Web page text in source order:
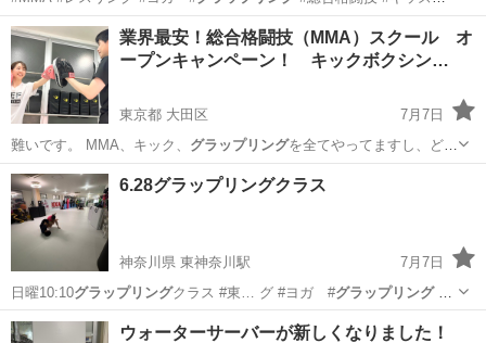
スリン…
神奈川 横浜市 東神奈川駅 空手/他格闘技
キックボクシング
業界最安！総合格闘技（MMA）スクール オ
ープンキャンペーン！ キックボクシン…
東京都 大田区
7月7日
難いです。 MMA、キック、 グラップリングを全てやってますし、どれ
か一つでも…
東京 大田区 空手/他格闘技 総合格闘技
6.28グラップリングクラス
神奈川県 東神奈川駅
7月7日
日曜10:10グラップリング クラス #東… グ #ヨガ #グラップリング#
総合格闘技…
神奈川 横浜市 東神奈川駅 空手/他格闘技
ウォーターサーバーが新しくなりました！